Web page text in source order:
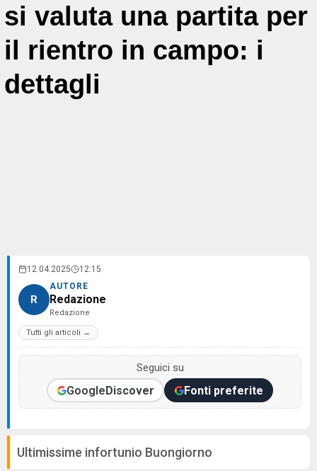
si valuta una partita per
il rientro in campo: i
dettagli
12.04.2025 12:15
R
AUTORE
Redazione
Redazione
Tutti gli articoli →
Seguici su
GoogleDiscover Fonti preferite
Ultimissime infortunio Buongiorno